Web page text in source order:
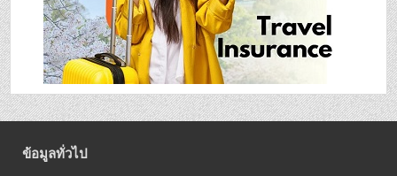
ข้อมูลทั่วไป